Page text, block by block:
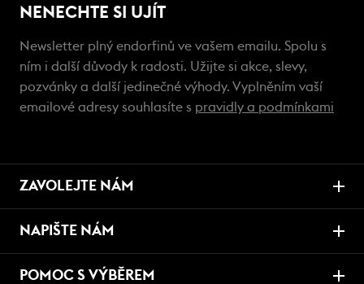
NENECHTE SI UJÍT
Newsletter plný endorfinů ve vašem emailu. Spolu s
ním i další důvody k radosti. Užijte si akce, slevy,
pozvánky a další jedinečné výhody. Vyplněním vaší
emailové adresy souhlasíte s pravidly a podmínkami
ZAVOLEJTE NÁM
NAPIŠTE NÁM
POMOC S VÝBĚREM